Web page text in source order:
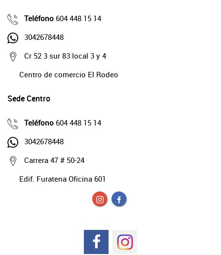
Teléfono 604 448 15 14
3042678448
Cr 52 3 sur 83 local 3 y 4
Centro de comercio El Rodeo
Sede Centro
Teléfono 604 448 15 14
3042678448
Carrera 47 # 50-24
Edif. Furatena Oficina 601